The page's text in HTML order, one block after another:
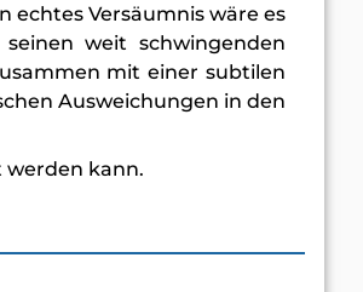
echtes Versäumnis wäre es
weit schwingenden
mit einer subtilen
Ausweichungen in den
werden kann.